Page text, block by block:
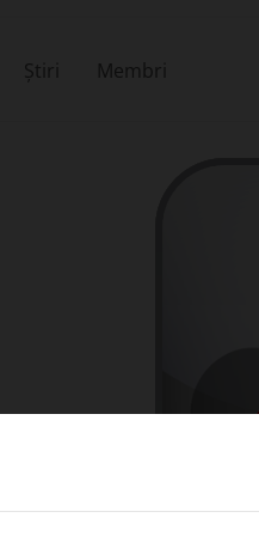
Știri Membri